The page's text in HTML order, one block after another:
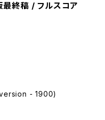
最終稿 / フルスコア
- 1900)